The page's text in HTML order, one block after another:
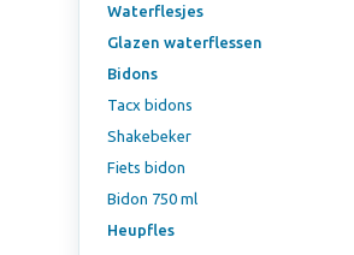
Waterflesjes
Glazen waterflessen
Bidons
Tacx bidons
Shakebeker
Fiets bidon
Bidon 750 ml
Heupfles